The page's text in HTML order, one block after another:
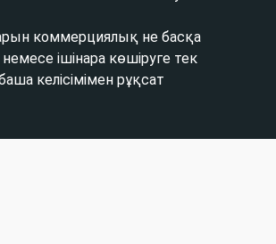
коммерциялық не басқа
ішінара көшіруге тек
келісімімен рұқсат